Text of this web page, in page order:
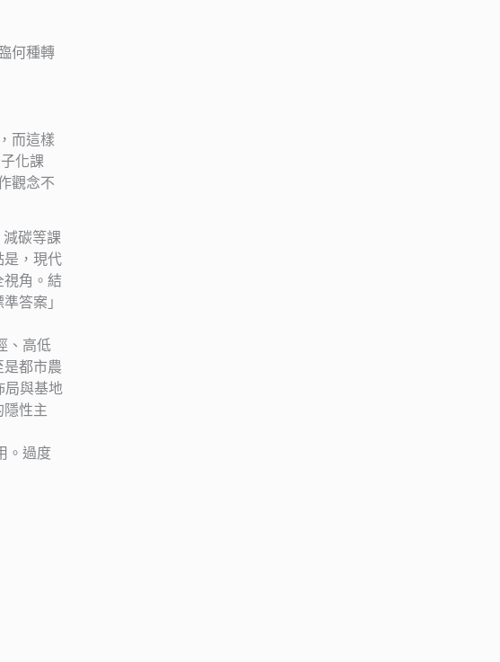
何種轉
而這樣
化課
觀念不
碳等課
是，現代
視角。結
答案」
、高低
是都市農
局與基地
隱性主
。過度